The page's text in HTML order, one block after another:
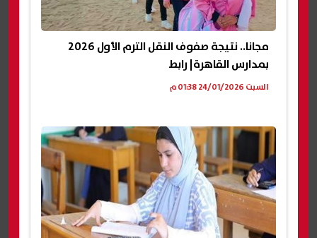
مجانا.. نتيجة صفوف النقل الترم الأول 2026
بمدارس القاهرة| رابط
السبت 24/01/2026 01:38 م